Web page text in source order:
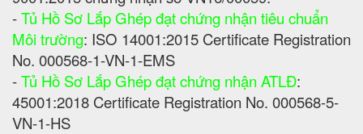
-Tủ Hồ Sơ Lắp Ghép đạt chứng nhận tiêu chuẩn
Môi trường: ISO 14001:2015 Certificate Registration
No. 000568-1-VN-1-EMS
-Tủ Hồ Sơ Lắp Ghép đạt chứng nhận ATLĐ:
45001:2018 Certificate Registration No. 000568-5-
VN-1-HS